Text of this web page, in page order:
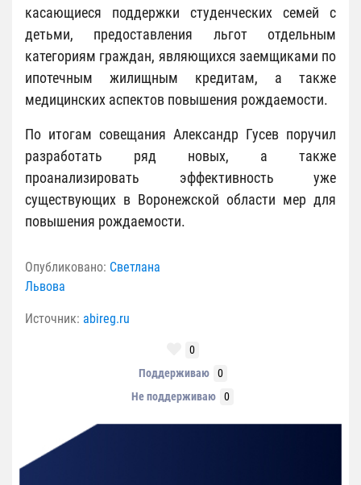
касающиеся поддержки студенческих семей с
детьми, предоставления льгот отдельным
категориям граждан, являющихся заемщиками по
ипотечным жилищным кредитам, а также
медицинских аспектов повышения рождаемости.
По итогам совещания Александр Гусев поручил
разработать ряд новых, а также
проанализировать эффективность уже
существующих в Воронежской области мер для
повышения рождаемости.
Опубликовано: Светлана
Львова
Источник: abireg.ru
0
Поддерживаю
0
Не поддерживаю
0